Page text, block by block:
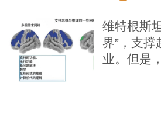
维特根斯
界”，支
业。但是